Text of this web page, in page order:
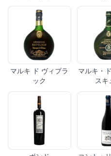
マルキ ド ヴィブラ
ック
マルキ・
スキ